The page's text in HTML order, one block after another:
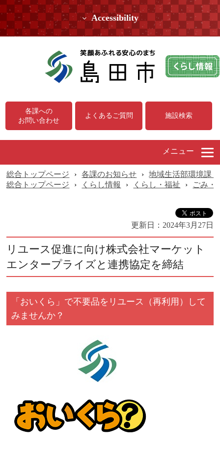
Accessibility
各課への
お問い合わせ
よくあるご質問 施設検索
メニュー
総合トップページ › 各課のお知らせ ›
地域生活部環境課
総合トップページ
› くらし情報 › くらし・福祉 › ごみ・
更新日： 2024年3月27日
リユース促進に向け株式会社マーケット
エンタープライズと連携協定を締結
「おいくら」で不要品をリユース（再利用）して
みませんか？